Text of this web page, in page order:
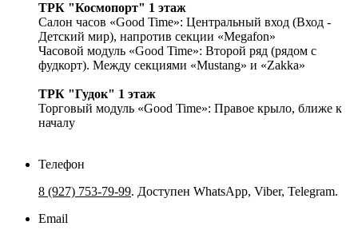
ТРК "Космопорт" 1 этаж
Салон часов «Good Time»: Центральный вход (Вход -
Детский мир), напротив секции «Megafon»
Часовой модуль «Good Time»: Второй ряд (рядом с
фудкорт). Между секциями «Mustang» и «Zakka»
ТРК "Гудок" 1 этаж
Торговый модуль «Good Time»: Правое крыло, ближе к
началу
Телефон
8 (927) 753-79-99. Доступен WhatsApp, Viber, Telegram.
Email